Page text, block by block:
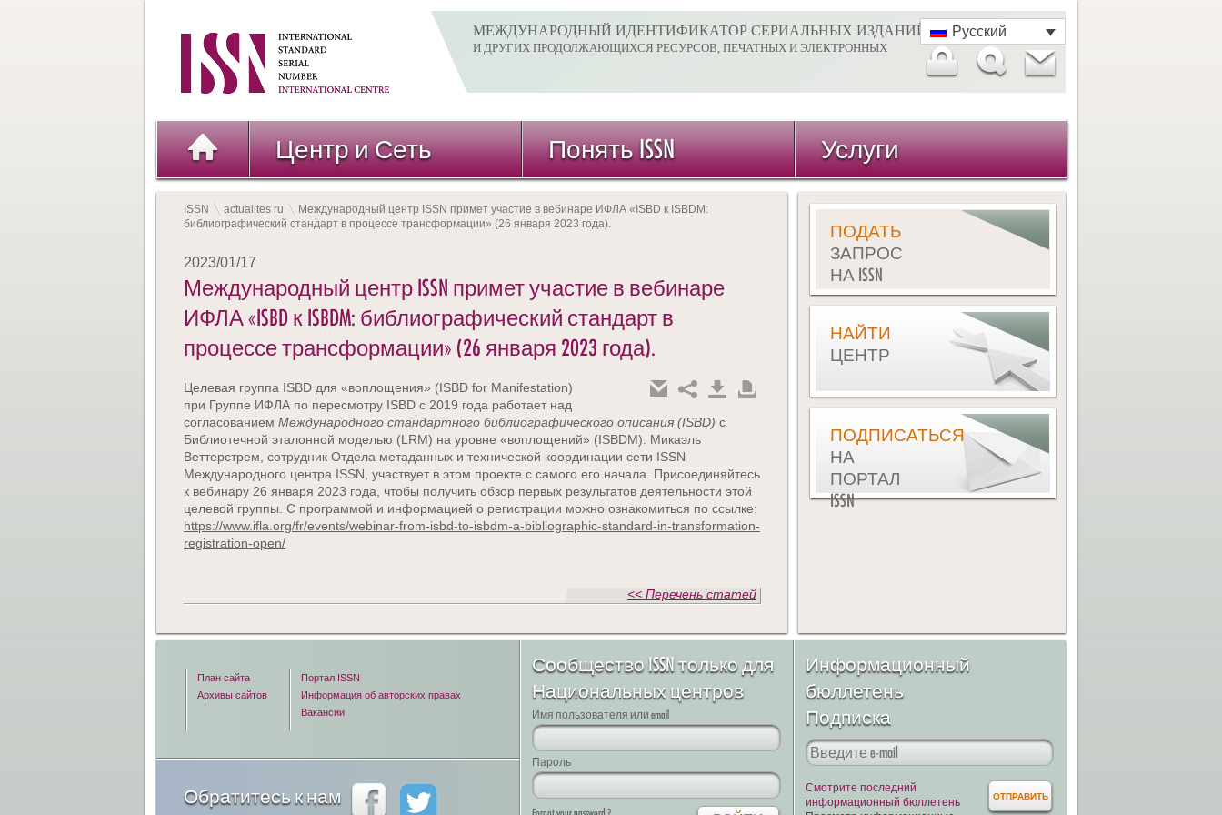
МЕЖДУНАРОДНЫЙ ИДЕНТИФИКАТОР СЕРИАЛЬНЫХ ИЗДАНИЙ
И ДРУГИХ ПРОДОЛЖАЮЩИХСЯ РЕСУРСОВ, ПЕЧАТНЫХ И ЭЛЕКТРОННЫХ
Русский
Центр и Сеть Понять ISSN Услуги
ISSN actualites ru
Международный центр ISSN примет участие в вебинаре ИФЛА «ISBD к ISBDM:
библиографический стандарт в процессе трансформации» (26 января 2023 года).
2023/01/17
Международный центр ISSN примет участие в вебинаре
ИФЛА «ISBD к ISBDM: библиографический стандарт в
процессе трансформации» (26 января 2023 года).
Целевая группа ISBD для «воплощения» (ISBD for Manifestation)
при Группе ИФЛА по пересмотру ISBD с 2019 года работает над
согласованием Международного стандартного библиографического описания (ISBD) с
Библиотечной эталонной моделью (LRM) на уровне «воплощений» (ISBDM). Микаэль
Веттерстрем, сотрудник Отдела метаданных и технической координации сети ISSN
Международного центра ISSN, участвует в этом проекте с самого его начала. Присоединяйтесь
к вебинару 26 января 2023 года, чтобы получить обзор первых результатов деятельности этой
целевой группы. С программой и информацией о регистрации можно ознакомиться по ссылке:
https://www.ifla.org/fr/events/webinar-from-isbd-to-isbdm-a-bibliographic-standard-in-transformation-
registration-open/
<< Перечень статей
ПОДАТЬ
ЗАПРОС
НА ISSN
НАЙТИ
ЦЕНТР
ПОДПИСАТЬСЯ
НА
ПОРТАЛ
ISSN
План сайта
Архивы сайтов
Портал ISSN
Информация об авторских правах
Вакансии
Обратитесь к нам
Сообщество ISSN только для
Национальных центров
Имя пользователя или email
Пароль
Информационный
бюллетень
Подписка
Смотрите последний
информационный бюллетень